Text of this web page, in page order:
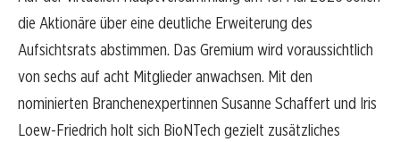
die Aktionäre über eine deutliche Erweiterung des
Aufsichtsrats abstimmen. Das Gremium wird voraussichtlich
von sechs auf acht Mitglieder anwachsen. Mit den
nominierten Branchenexpertinnen Susanne Schaffert und Iris
Loew-Friedrich holt sich BioNTech gezielt zusätzliches